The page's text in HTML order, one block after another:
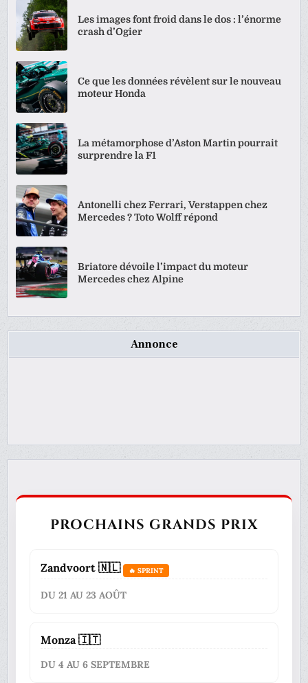
Les images font froid dans le dos : l’énorme
crash d’Ogier
Ce que les données révèlent sur le nouveau
moteur Honda
La métamorphose d’Aston Martin pourrait
surprendre la F1
Antonelli chez Ferrari, Verstappen chez
Mercedes ? Toto Wolff répond
Briatore dévoile l’impact du moteur
Mercedes chez Alpine
Annonce
PROCHAINS GRANDS PRIX
Zandvoort 🇳🇱 🔥 SPRINT
DU 21 AU 23 AOÛT
Monza 🇮🇹
DU 4 AU 6 SEPTEMBRE